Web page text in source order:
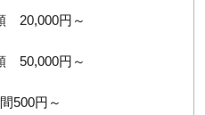
20,000円～
50,000円～
円～